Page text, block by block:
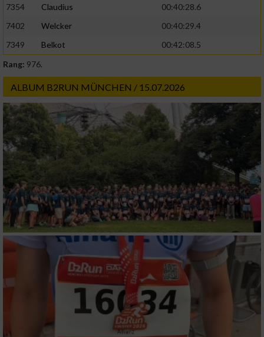
7354 Claudius
00:40:28.6
7402
Welcker
00:40:29.4
7349
Belkot
00:42:08.5
Rang: 976.
ALBUM B2RUN MÜNCHEN / 15.07.2026